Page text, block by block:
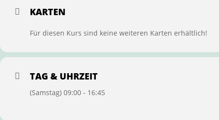
KARTEN
Für diesen Kurs sind keine weiteren Karten erhältlich!
TAG & UHRZEIT
(Samstag) 09:00 - 16:45